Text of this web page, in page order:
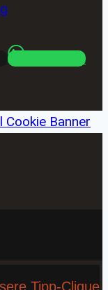
WhatsApp
Cookie Banner
Tipp-Clique